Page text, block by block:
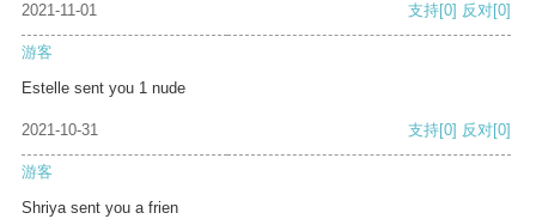
2021-11-01 支持[0] 反对[0]
游客
Estelle sent you 1 nude
2021-10-31 支持[0] 反对[0]
游客
Shriya sent you a frien